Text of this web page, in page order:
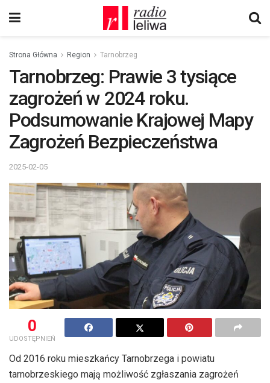
Strona Główna Region Tarnobrzeg
Tarnobrzeg: Prawie 3 tysiące
zagrożeń w 2024 roku.
Podsumowanie Krajowej Mapy
Zagrożeń Bezpieczeństwa
2025-02-05
0
UDOSTĘPNIEŃ
Od 2016 roku mieszkańcy Tarnobrzega i powiatu
tarnobrzeskiego mają możliwość zgłaszania zagrożeń